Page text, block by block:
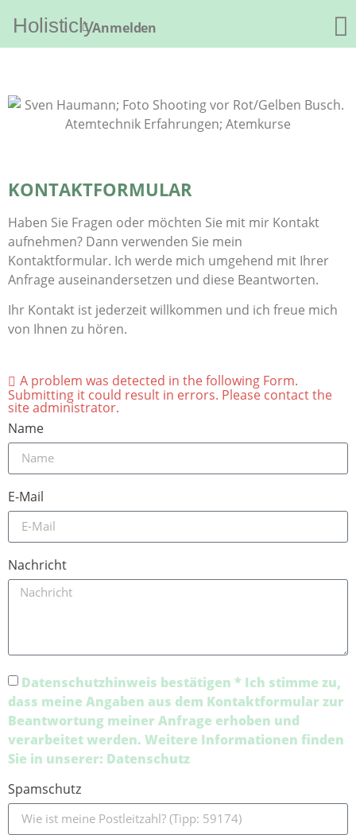
HolisticlyAnmelden
KONTAKTFORMULAR
Haben Sie Fragen oder möchten Sie mit mir Kontakt
aufnehmen? Dann verwenden Sie mein
Kontaktformular. Ich werde mich umgehend mit Ihrer
Anfrage auseinandersetzen und diese Beantworten.
Ihr Kontakt ist jederzeit willkommen und ich freue mich
von Ihnen zu hören.
A problem was detected in the following Form.
Submitting it could result in errors. Please contact the
site administrator.
Name
E-Mail
Nachricht
Datenschutzhinweis bestätigen * Ich stimme zu,
dass meine Angaben aus dem Kontaktformular zur
Beantwortung meiner Anfrage erhoben und
verarbeitet werden. Weitere Informationen finden
Sie in unserer: Datenschutz
Spamschutz